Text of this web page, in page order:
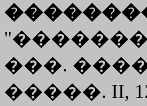
���. ����.
�����. II,